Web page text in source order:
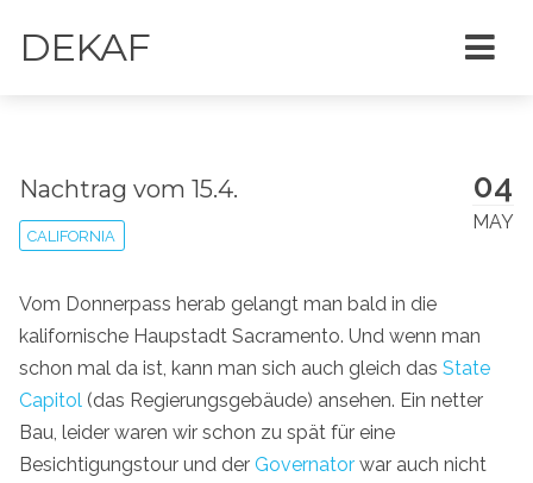
DEKAF
04
MAY
Nachtrag vom 15.4.
CALIFORNIA
Vom Donnerpass herab gelangt man bald in die
kalifornische Haupstadt Sacramento. Und wenn man
schon mal da ist, kann man sich auch gleich das State
Capitol (das Regierungsgebäude) ansehen. Ein netter
Bau, leider waren wir schon zu spät für eine
Besichtigungstour und der Governator war auch nicht